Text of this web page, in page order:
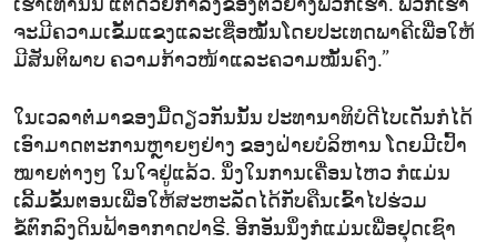
ເຮົາເທົ່ານັ້ນ ແຕ່ດ້ວຍກຳລັງຂອງຕົວຢ່າງພວກເຮົາ. ພວກເຮົາ
ຈະມີຄວາມເຂັ້ມແຂງແລະເຊື່ອໝັ້ນໂດຍປະເທດພາຄີເພື່ອໃຫ້
ມີສັນຕິພາບ ຄວາມກ້າວໜ້າແລະຄວາມໝັ້ນຄົງ.”
ໃນເວລາຕໍ່ມາຂອງມື້ດຽວກັນນັ້ນ ປະທານາທິບໍດີໄບເດັນກໍໄດ້
ເອົາມາດຕະການຫຼາຍໆຢ່າງ ຂອງຝ່າຍບໍລິຫານ ໂດຍມີິເປົ້າ
ໝາຍຕ່າງໆ ໃນໃຈຢູ່ແລ້ວ. ນຶ່ງໃນການເຄື່ອນໄຫວ ກໍແມ່ນ
ເລີ້ມຂັ້ນຕອນເພື່ອໃຫ້ສະຫະລັດໄດ້ກັບຄືນເຂົ້າໄປຮ່ວມ
ຂໍ້ຕົກລົງດິນຟ້າອາກາດປາຣີ. ອີກອັນນຶ່ງກໍແມ່ນເພື່ອຢຸດເຊົາ